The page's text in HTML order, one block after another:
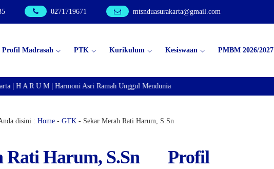
0271719671 mtsnduasurakarta@gmail.com
Profil Madrasah PTK Kurikulum Kesiswaan PMBM 2026/2027
| H A R U M | Harmoni Asri Ramah Unggul Mendunia
disini : Home- GTK- Sekar Merah Rati Harum, S.Sn
Rati Harum, S.Sn Profil